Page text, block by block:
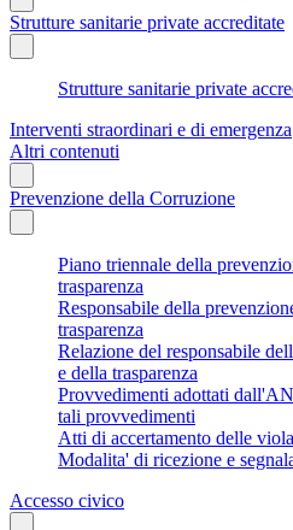
Strutture sanitarie private accreditate
Strutture sanitarie private
Interventi straordinari e di emergenza
Altri contenuti
Prevenzione della Corruzione
Piano triennale della
trasparenza
Responsabile della
trasparenza
Relazione del responsabile
e della trasparenza
Provvedimenti adottati
tali provvedimenti
Atti di accertamento delle
Modalita' di ricezione e
Accesso civico